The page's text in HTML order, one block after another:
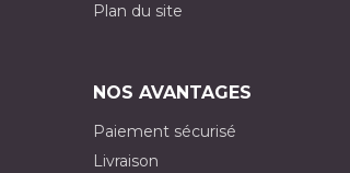
Plan du site
NOS AVANTAGES
Paiement sécurisé
Livraison